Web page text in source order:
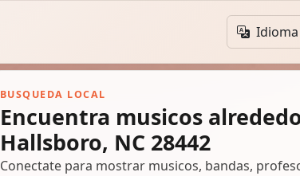
Idioma
BUSQUEDA LOCAL
Encuentra musicos
Hallsboro, NC 28442
Conectate para mostrar musicos, bandas,